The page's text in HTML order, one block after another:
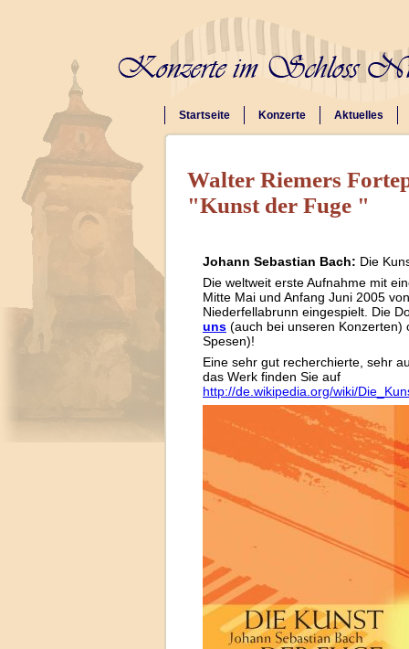
Startseite Konzerte Aktuelles
Walter Riemers
"Kunst der Fuge "
Johann Sebastian Bach: Die
Die weltweit erste Aufnahme mit
Mitte Mai und Anfang Juni 2005
Niederfellabrunn eingespielt. Die
uns (auch bei unseren Konzerten)
Spesen)!
Eine sehr gut recherchierte, sehr
das Werk finden Sie auf
http://de.wikipedia.org/wiki/